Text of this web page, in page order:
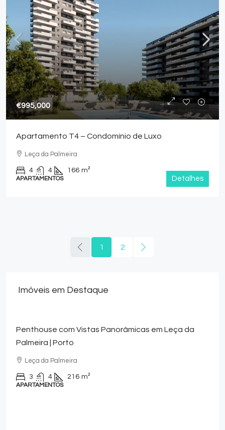
€995,000
Apartamento T4 – Condomínio de Luxo
Leça da Palmeira
4 4 166 m²
APARTAMENTOS Detalhes
1 2
Imóveis em Destaque
Vistas Panorâmicas em Leça da
216 m²